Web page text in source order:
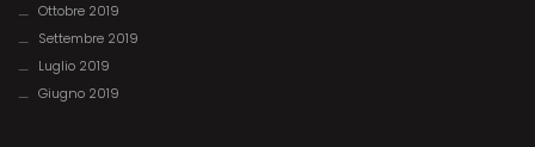
Ottobre 2019
Settembre 2019
Luglio 2019
Giugno 2019